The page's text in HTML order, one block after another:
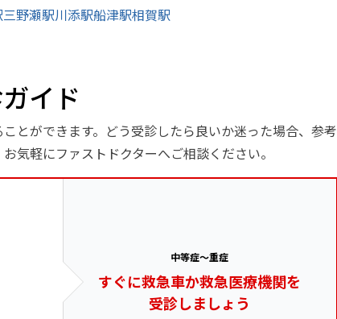
三野瀬駅川添駅船津駅相賀駅
イド
とができます。どう受診したら良いか迷った場合、参考
気軽にファストドクターへご相談ください。
中等症～重症
すぐに救急車か救急医療機関を
受診しましょう